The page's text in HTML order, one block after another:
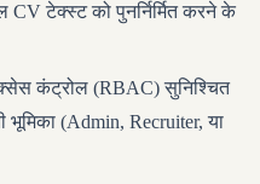
CV टेक्स्ट को पुनर्निर्मित करने के
कंट्रोल (RBAC) सुनिश्चित
भूमिका (Admin, Recruiter, या